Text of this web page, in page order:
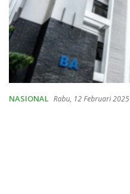
NASIONAL Rabu, 12 Februari 2025